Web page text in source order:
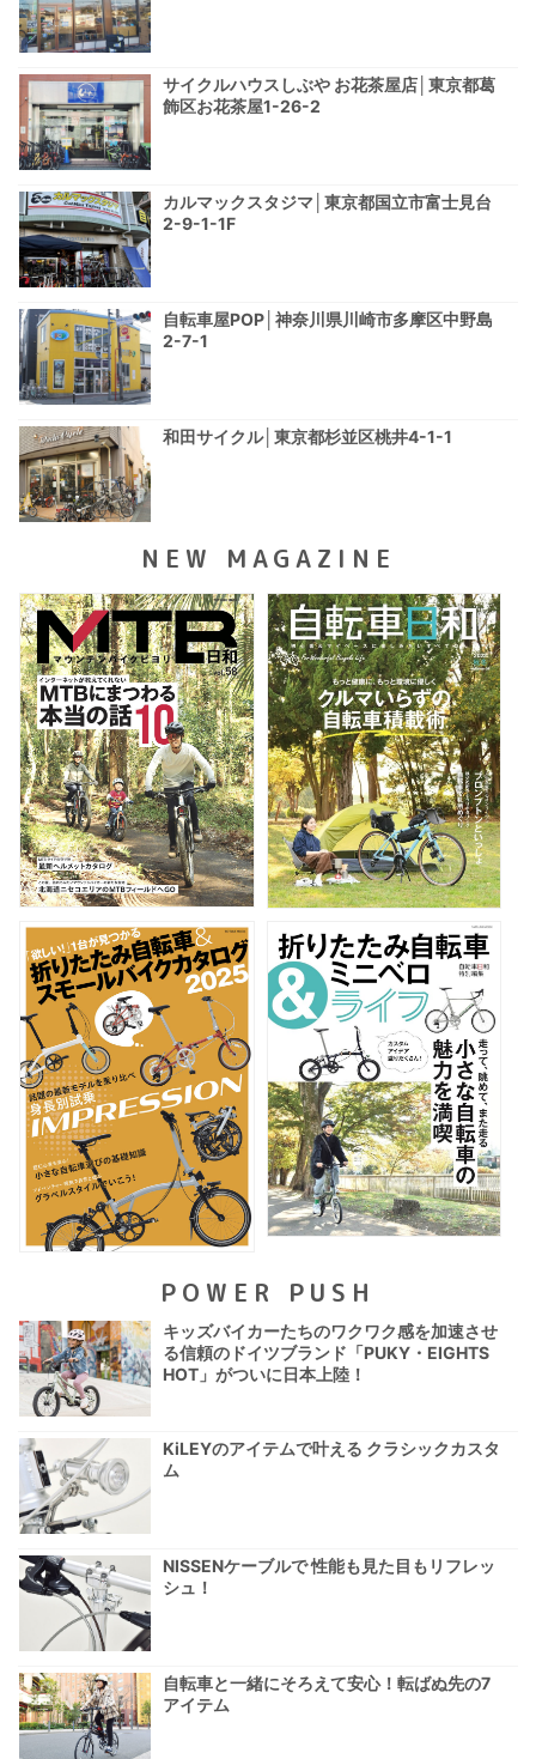
サイクルハウスしぶや お花茶屋店│東京都葛
飾区お花茶屋1-26-2
カルマックスタジマ│東京都国立市富士見台
2-9-1-1F
自転車屋POP│神奈川県川崎市多摩区中野島
2-7-1
和田サイクル│東京都杉並区桃井4-1-1
NEW MAGAZINE
POWER PUSH
キッズバイカーたちのワクワク感を加速させ
る信頼のドイツブランド「PUKY・EIGHTS
HOT」がついに日本上陸！
KiLEYのアイテムで叶える クラシックカスタ
ム
NISSENケーブルで 性能も見た目もリフレッ
シュ！
自転車と一緒にそろえて安心！転ばぬ先の7
アイテム